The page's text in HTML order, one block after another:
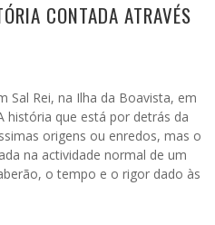
CONTADA ATRAVÉS
Sal Rei, na Ilha da Boavista, em
história que está por detrás da
origens ou enredos, mas o
na actividade normal de um
o tempo e o rigor dado às